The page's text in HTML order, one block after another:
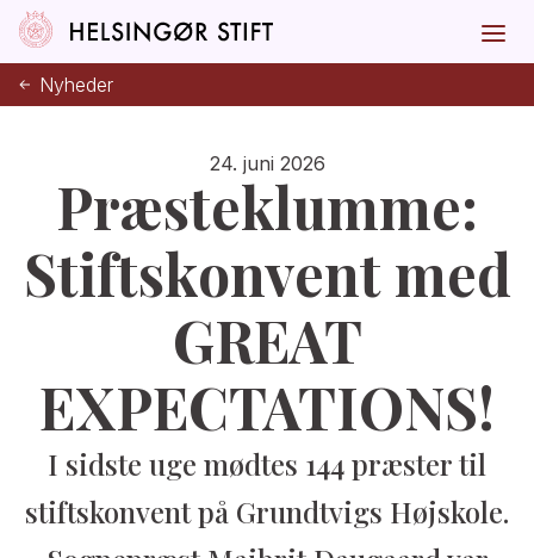
Nyheder
24. juni 2026
Præsteklumme:
Stiftskonvent med
GREAT
EXPECTATIONS!
I sidste uge mødtes 144 præster til
stiftskonvent på Grundtvigs Højskole.